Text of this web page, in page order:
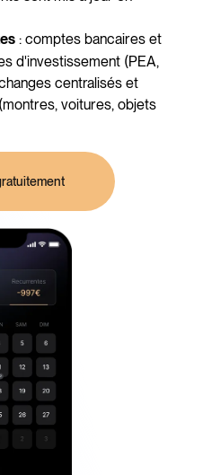
: comptes bancaires et
d'investissement (PEA,
centralisés et
voitures, objets